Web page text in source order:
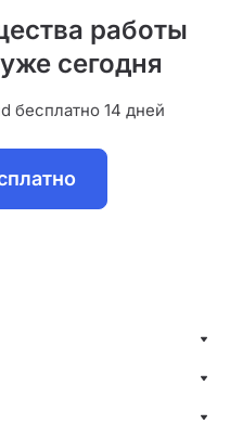
работы
сегодня
бесплатно 14 дней